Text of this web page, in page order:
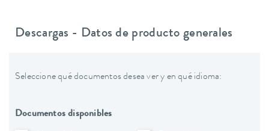
Descargas - Datos de producto generales
Seleccione qué documentos desea ver y en qué idioma:
Documentos disponibles